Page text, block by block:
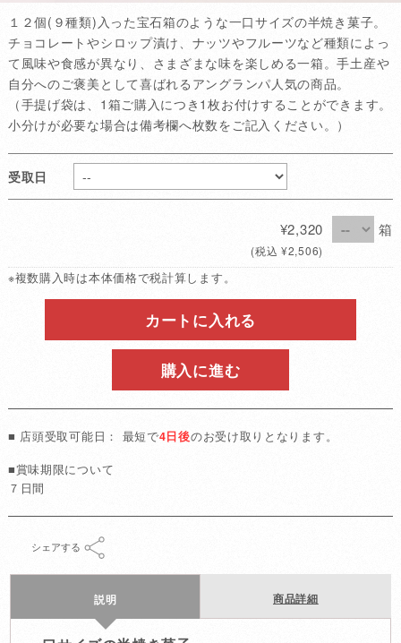
１２個(９種類)入った宝石箱のような一口サイズの半焼き菓子。
チョコレートやシロップ漬け、ナッツやフルーツなど種類によっ
て風味や食感が異なり、さまざまな味を楽しめる一箱。手土産や
自分へのご褒美として喜ばれるアングランパ人気の商品。
（手提げ袋は、1箱ご購入につき1枚お付けすることができます。
小分けが必要な場合は備考欄へ枚数をご記入ください。）
受取日
¥2,320
(税込 ¥2,506)
箱
※複数購入時は本体価格で税計算します。
カートに入れる
購入に進む
■ 店頭受取可能日： 最短で4日後のお受け取りとなります。
■賞味期限について
７日間
シェアする
説明 商品詳細